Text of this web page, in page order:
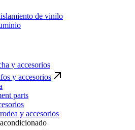
de vinilo
y accesorios
y accesorios
parts
y accesorios